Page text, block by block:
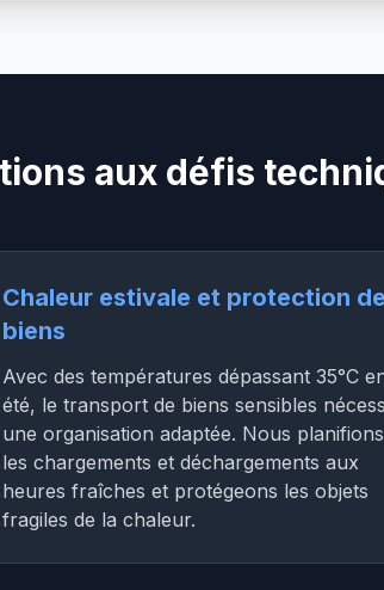
aux défis
Chaleur estivale et protection
biens
Avec des températures dépassant 35°C
été, le transport de biens sensibles
une organisation adaptée. Nous planifions
les chargements et déchargements aux
heures fraîches et protégeons les objets
fragiles de la chaleur.